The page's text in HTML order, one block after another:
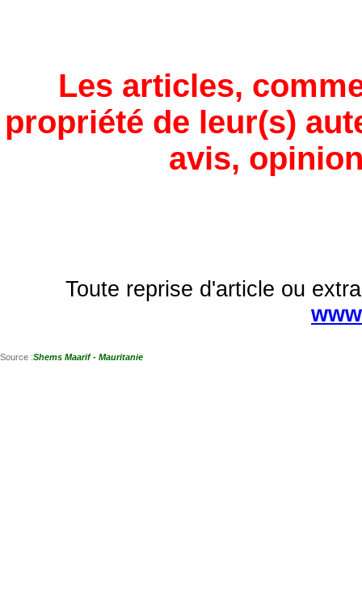
Les articles,
propriété de leur(s)
avis,
Toute reprise d'article ou
Source :Shems Maarif - Mauritanie